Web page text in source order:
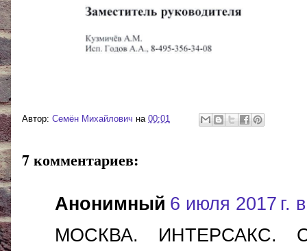
Автор: Cемён Михайлович на 00:01
7 комментариев:
Анонимный 6 июля 2017 г.
МОСКВА. ИНТЕРСАКС.